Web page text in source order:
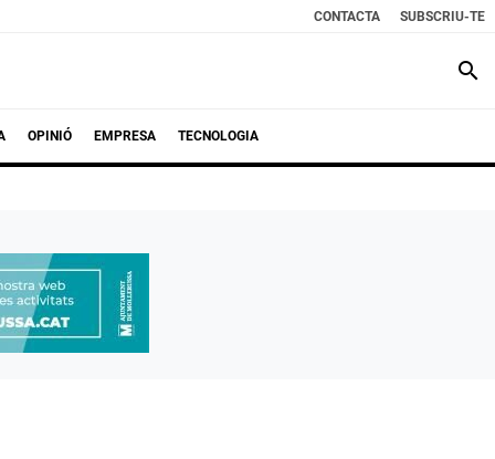
CONTACTA SUBSCRIU-TE
search
OPINIÓ EMPRESA TECNOLOGIA